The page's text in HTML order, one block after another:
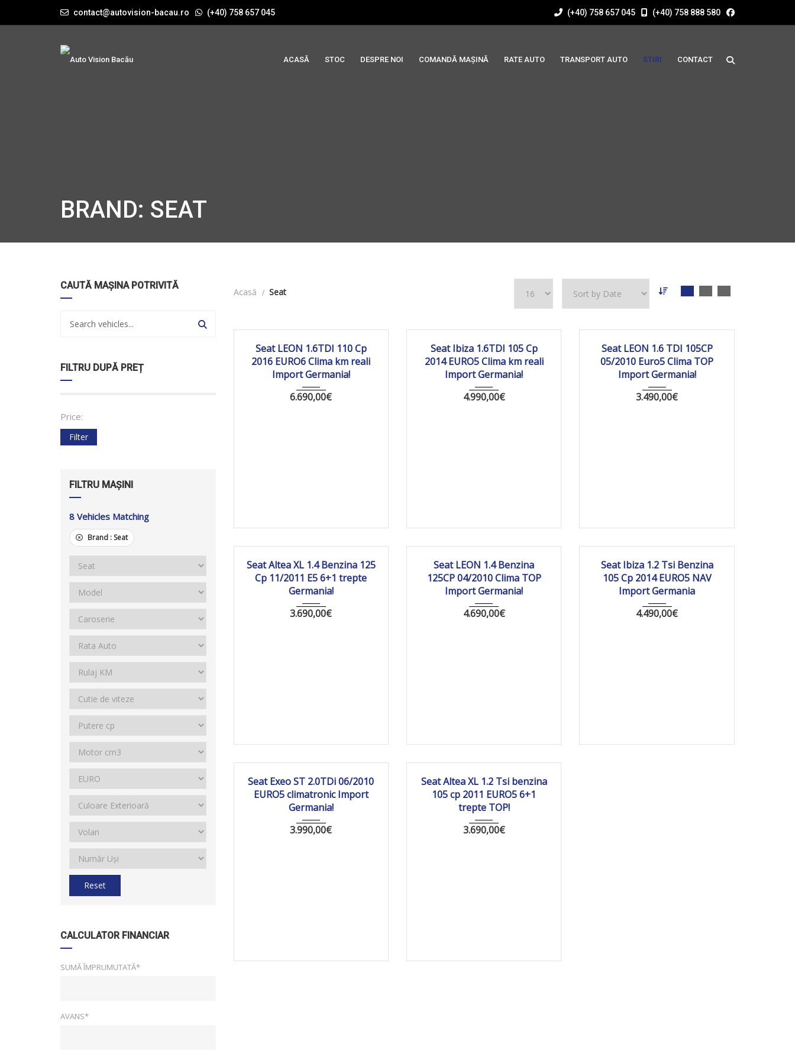
contact@autovision-bacau.ro (+40) 758 657 045 (+40) 758 657 045 (+40) 758 888 580
ACASĂ STOC DESPRE NOI COMANDĂ MAȘINĂ RATE AUTO TRANSPORT AUTO STIRI CONTACT
BRAND: SEAT
CAUTĂ MAȘINA POTRIVITĂ
FILTRU DUPĂ PREȚ
Price:
Filter
FILTRU MAȘINI
8 Vehicles Matching
Brand : Seat
Reset
CALCULATOR FINANCIAR
SUMĂ ÎMPRUMUTATĂ*
AVANS*
Acasă Seat
2016 Manua... 191 373
Seat LEON 1.6TDI 110 Cp
2016 EURO6 Clima km reali
Import Germania!
6.690,00€
2014 Manua... 176 803
Seat Ibiza 1.6TDI 105 Cp
2014 EURO5 Clima km reali
Import Germania!
4.990,00€
2010 Manua... 220014 km
Seat LEON 1.6 TDI 105CP
05/2010 Euro5 Clima TOP
Import Germania!
3.490,00€
2011 Manua... 200 024
Seat Altea XL 1.4 Benzina 125
Cp 11/2011 E5 6+1 trepte
Germania!
3.690,00€
2010 Manua... 207 567
Seat LEON 1.4 Benzina
125CP 04/2010 Clima TOP
Import Germania!
4.690,00€
2014 Manua...
Seat Ibiza 1.2 Tsi Benzina
105 Cp 2014 EURO5 NAV
Import Germania
4.490,00€
2010 Manua... 278832 km
Seat Exeo ST 2.0TDi 06/2010
EURO5 climatronic Import
Germania!
3.990,00€
2011 Manua... 260944 km
Seat Altea XL 1.2 Tsi benzina
105 cp 2011 EURO5 6+1
trepte TOP!
3.690,00€